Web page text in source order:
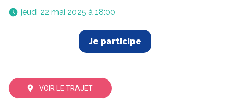
jeudi 22 mai 2025 à 18:00
Je participe
VOIR LE TRAJET